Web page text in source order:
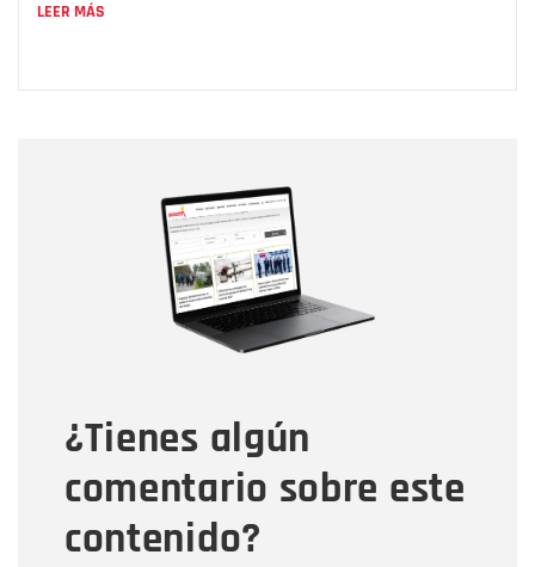
LEER MÁS
¿Tienes algún
comentario sobre este
contenido?
Correo electrónico
Tipo de comentario
Mensaje